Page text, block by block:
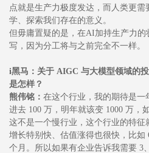
点就是生产力极度发达，而人类更
学、探索我们存在的意义。
但毋庸置疑的是，在AI加持生产力
写，因为分工将与之前完全不一样。
i黑马：关于 AIGC 与大模型领域的
是怎样？
熊伟铭： 在这个行业，我的期待是一
进去 100 万，明年就该变 1000 万，
这不是一个慢行业，这个行业的特征
增长特别快、估值涨得也很快，比如
个月。所以如果有企业告诉我需要 3